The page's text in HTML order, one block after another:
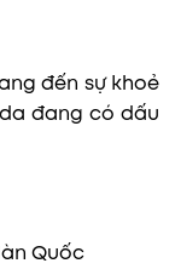
đến sự khoẻ
đang có dấu
Quốc